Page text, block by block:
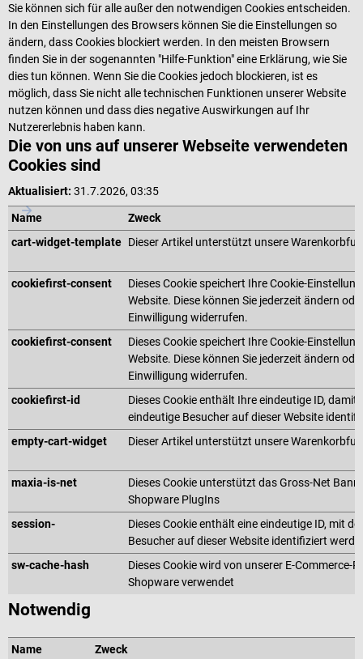
Sie können sich für alle außer den notwendigen Cookies entscheiden.
In den Einstellungen des Browsers können Sie die Einstellungen so
ändern, dass Cookies blockiert werden. In den meisten Browsern
finden Sie in der sogenannten "Hilfe-Funktion" eine Erklärung, wie Sie
dies tun können. Wenn Sie die Cookies jedoch blockieren, ist es
möglich, dass Sie nicht alle technischen Funktionen unserer Website
nutzen können und dass dies negative Auswirkungen auf Ihr
Nutzererlebnis haben kann.
Die von uns auf unserer Webseite verwendeten
Cookies sind
Aktualisiert: 31.7.2026, 03:35
Notwendig
Name
Zweck
cart-widget-template Dieser Artikel unterstützt unsere
cookiefirst-consent
Dieses Cookie speichert Ihre Cookie-
Website. Diese können Sie jederzeit ändern
Einwilligung widerrufen.
cookiefirst-consent
Dieses Cookie speichert Ihre Cookie-
Website. Diese können Sie jederzeit ändern
Einwilligung widerrufen.
cookiefirst-id
Dieses Cookie enthält Ihre eindeutige ID, damit
eindeutige Besucher auf dieser Website
empty-cart-widget
Dieser Artikel unterstützt unsere
maxia-is-net
Dieses Cookie unterstützt das Gross-Net
Shopware PlugIns
session-
Dieses Cookie enthält eine eindeutige ID, mit
Besucher auf dieser Website identifiziert
sw-cache-hash
Dieses Cookie wird von unserer E-Commerce-
Shopware verwendet
Name Zweck